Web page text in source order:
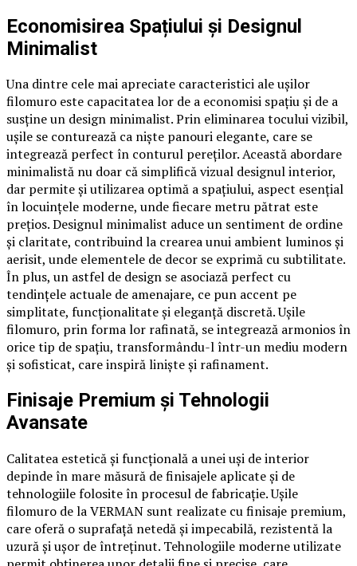
Economisirea Spațiului și Designul
Minimalist
Una dintre cele mai apreciate caracteristici ale ușilor
filomuro este capacitatea lor de a economisi spațiu și de a
susține un design minimalist. Prin eliminarea tocului vizibil,
ușile se conturează ca niște panouri elegante, care se
integrează perfect în conturul pereților. Această abordare
minimalistă nu doar că simplifică vizual designul interior,
dar permite și utilizarea optimă a spațiului, aspect esențial
în locuințele moderne, unde fiecare metru pătrat este
prețios. Designul minimalist aduce un sentiment de ordine
și claritate, contribuind la crearea unui ambient luminos și
aerisit, unde elementele de decor se exprimă cu subtilitate.
În plus, un astfel de design se asociază perfect cu
tendințele actuale de amenajare, ce pun accent pe
simplitate, funcționalitate și eleganță discretă. Ușile
filomuro, prin forma lor rafinată, se integrează armonios în
orice tip de spațiu, transformându-l într-un mediu modern
și sofisticat, care inspiră liniște și rafinament.
Finisaje Premium și Tehnologii
Avansate
Calitatea estetică și funcțională a unei uși de interior
depinde în mare măsură de finisajele aplicate și de
tehnologiile folosite în procesul de fabricație. Ușile
filomuro de la VERMAN sunt realizate cu finisaje premium,
care oferă o suprafață netedă și impecabilă, rezistentă la
uzură și ușor de întreținut. Tehnologiile moderne utilizate